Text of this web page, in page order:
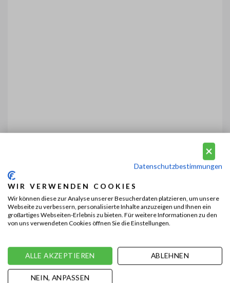
Datenschutzbestimmungen
WIR VERWENDEN COOKIES
Wir können diese zur Analyse unserer Besucherdaten platzieren, um unsere
Webseite zu verbessern, personalisierte Inhalte anzuzeigen und Ihnen ein
großartiges Webseiten-Erlebnis zu bieten. Für weitere Informationen zu den
von uns verwendeten Cookies öffnen Sie die Einstellungen.
ALLE AKZEPTIEREN ABLEHNEN
NEIN, ANPASSEN